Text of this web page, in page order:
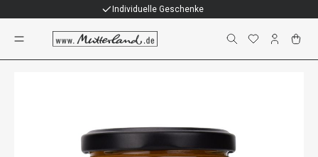
Individuelle Geschenke